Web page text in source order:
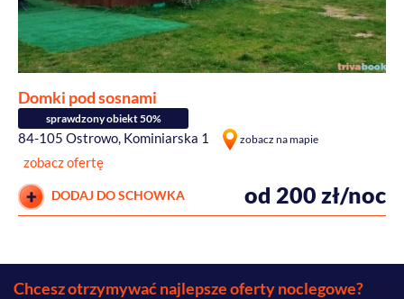
Domki pod sosnami
sprawdzony obiekt 50%
84-105 Ostrowo, Kominiarska 1 zobacz na mapie
zobacz ofertę
DODAJ DO SCHOWKA od 200 zł/noc
Chcesz otrzymywać najlepsze oferty noclegowe?